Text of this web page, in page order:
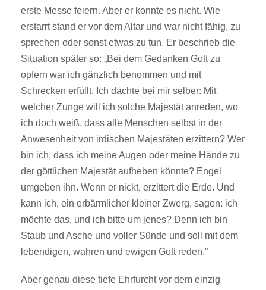
erste Messe feiern. Aber er konnte es nicht. Wie
erstarrt stand er vor dem Altar und war nicht fähig, zu
sprechen oder sonst etwas zu tun. Er beschrieb die
Situation später so: „Bei dem Gedanken Gott zu
opfern war ich gänzlich benommen und mit
Schrecken erfüllt. Ich dachte bei mir selber: Mit
welcher Zunge will ich solche Majestät anreden, wo
ich doch weiß, dass alle Menschen selbst in der
Anwesenheit von irdischen Majestäten erzittern? Wer
bin ich, dass ich meine Augen oder meine Hände zu
der göttlichen Majestät aufheben könnte? Engel
umgeben ihn. Wenn er nickt, erzittert die Erde. Und
kann ich, ein erbärmlicher kleiner Zwerg, sagen: ich
möchte das, und ich bitte um jenes? Denn ich bin
Staub und Asche und voller Sünde und soll mit dem
lebendigen, wahren und ewigen Gott reden.”
Aber genau diese tiefe Ehrfurcht vor dem einzig